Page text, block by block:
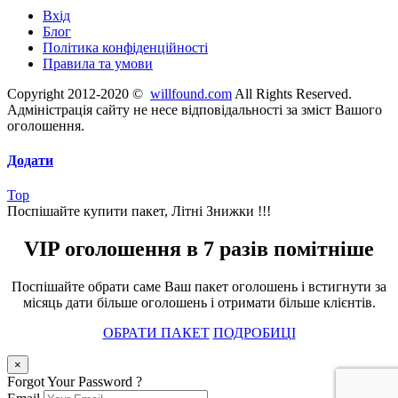
Вхід
Блог
Політика конфіденційності
Правила та умови
Copyright 2012-2020 © willfound.com All Rights Reserved.
Адміністрація сайту не несе відповідальності за зміст Вашого
оголошення.
Додати
Top
Поспішайте купити пакет, Літні Знижки !!!
VIP оголошення в 7 разів помітніше
Поспішайте обрати саме Ваш пакет оголошень і встигнути за
місяць дати більше оголошень і отримати більше клієнтів.
ОБРАТИ ПАКЕТ ПОДРОБИЦІ
×
Forgot Your Password ?